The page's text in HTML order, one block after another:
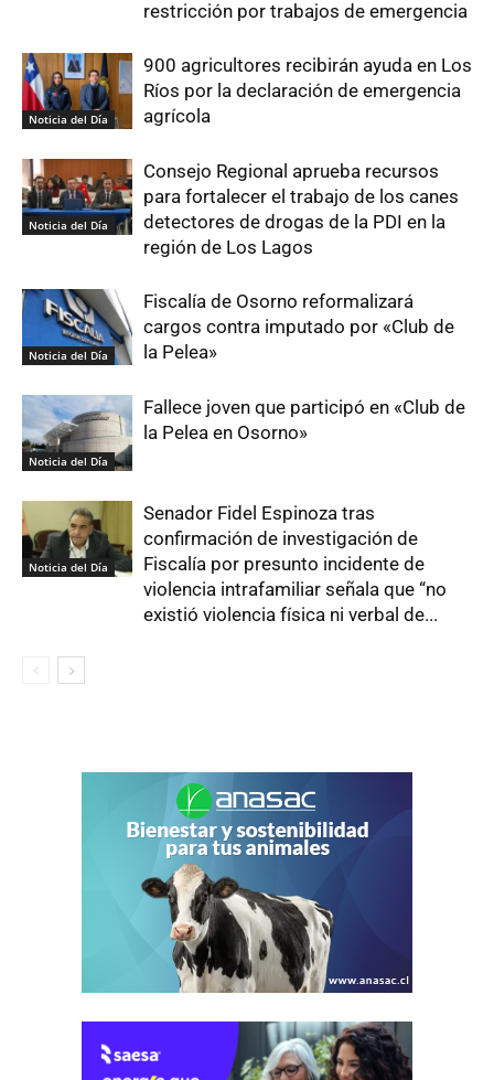
restricción por trabajos de emergencia
Noticia del Día
900 agricultores recibirán ayuda en Los
Ríos por la declaración de emergencia
agrícola
Noticia del Día
Consejo Regional aprueba recursos
para fortalecer el trabajo de los canes
detectores de drogas de la PDI en la
región de Los Lagos
Noticia del Día
Fiscalía de Osorno reformalizará
cargos contra imputado por «Club de
la Pelea»
Noticia del Día
Fallece joven que participó en «Club de
la Pelea en Osorno»
Noticia del Día
Senador Fidel Espinoza tras
confirmación de investigación de
Fiscalía por presunto incidente de
violencia intrafamiliar señala que “no
existió violencia física ni verbal de...